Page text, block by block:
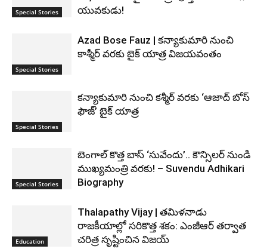
Special Stories
యువకుడు!
Special Stories
Azad Bose Fauz | కన్యాకుమారి నుంచి
కాశ్మీర్ వరకు బైక్ యాత్ర విజయవంతం
Special Stories
కన్యాకుమారి నుంచి కశ్మీర్ వరకు ‘ఆజాద్ బోస్
ఫౌజ్’ బైక్ యాత్ర
Special Stories
బెంగాల్ కొత్త బాస్ ‘సువేందు’.. కౌన్సిలర్ నుండి
ముఖ్యమంత్రి వరకు! – Suvendu Adhikari
Biography
Education
Thalapathy Vijay | తమిళనాడు
రాజకీయాల్లో సరికొత్త శకం: ఎంజీఆర్ తర్వాత
చరిత్ర సృష్టించిన విజయ్